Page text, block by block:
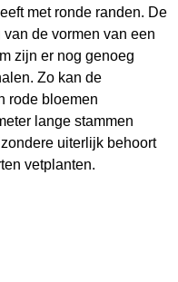
met ronde randen. De
de vormen van een
zijn er nog genoeg
Zo kan de
rode bloemen
lange stammen
uiterlijk behoort
vetplanten.